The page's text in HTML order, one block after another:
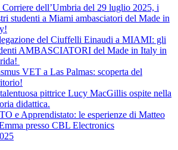
Corriere dell’Umbria del 29 luglio 2025, i
studenti a Miami ambasciatori del Made in
del Ciuffelli Einaudi a MIAMI: gli
AMBASCIATORI del Made in Italy in
VET a Las Palmas: scoperta del
pittrice Lucy MacGillis ospite nella
didattica.
e Apprendistato: le esperienze di Matteo
presso CBL Electronics